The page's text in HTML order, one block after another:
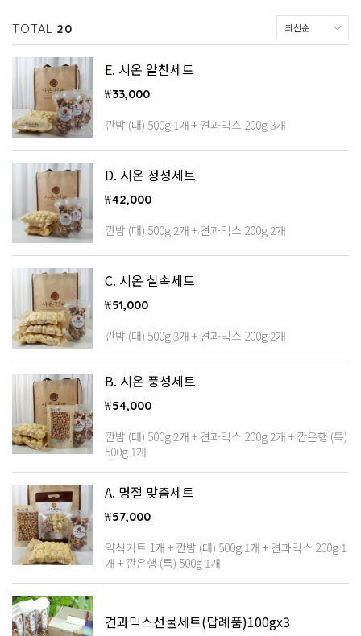
TOTAL 20
E. 시온 알찬세트
₩33,000
깐밤 (대) 500g 1개 + 견과믹스 200g 3개
D. 시온 정성세트
₩42,000
깐밤 (대) 500g 2개 + 견과믹스 200g 2개
C. 시온 실속세트
₩51,000
깐밤 (대) 500g 3개 + 견과믹스 200g 2개
B. 시온 풍성세트
₩54,000
깐밤 (대) 500g 2개 + 견과믹스 200g 2개 + 깐은행 (특)
500g 1개
A. 명절 맞춤세트
₩57,000
약식키트 1개 + 깐밤 (대) 500g 1개 + 견과믹스 200g 1
개 + 깐은행 (특) 500g 1개
견과믹스선물세트(답례품)100gx3